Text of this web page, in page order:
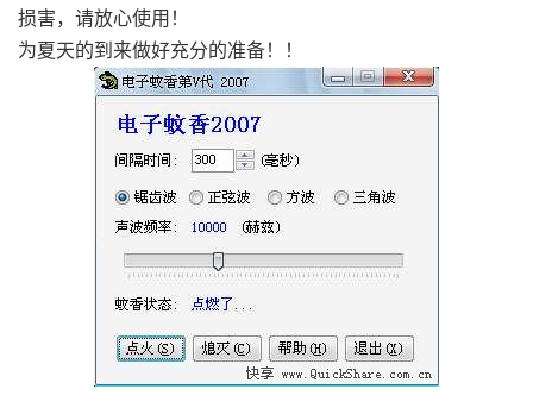
损害，请放心使用！
为夏天的到来做好充分的准备！！